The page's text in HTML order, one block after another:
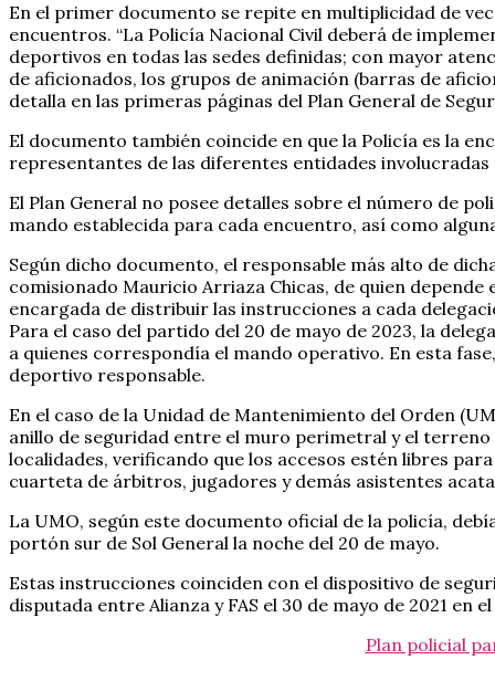
En el primer documento se repite en multiplicidad de
encuentros. “La Policía Nacional Civil deberá de
deportivos en todas las sedes definidas; con mayor
de aficionados, los grupos de animación (barras de
detalla en las primeras páginas del Plan General de
El documento también coincide en que la Policía es la
representantes de las diferentes entidades
El Plan General no posee detalles sobre el número de
mando establecida para cada encuentro, así como
Según dicho documento, el responsable más alto de
comisionado Mauricio Arriaza Chicas, de quien depende
encargada de distribuir las instrucciones a cada
Para el caso del partido del 20 de mayo de 2023, la
a quienes correspondía el mando operativo. En esta
deportivo responsable.
En el caso de la Unidad de Mantenimiento del Orden
anillo de seguridad entre el muro perimetral y el
localidades, verificando que los accesos estén libres
cuarteta de árbitros, jugadores y demás asistentes
La UMO, según este documento oficial de la policía,
portón sur de Sol General la noche del 20 de mayo.
Estas instrucciones coinciden con el dispositivo de
disputada entre Alianza y FAS el 30 de mayo de 2021 en
Plan policial